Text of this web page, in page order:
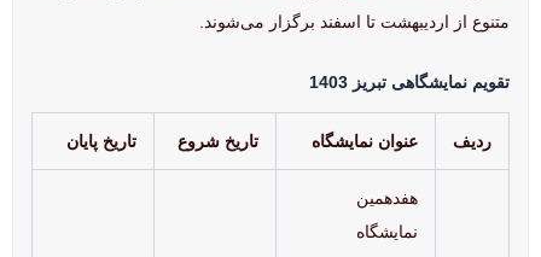
متنوع از اردیبهشت تا اسفند برگزار می‌شوند.
تقویم نمایشگاهی تبریز 1403
ردیف عنوان نمایشگاه تاریخ شروع تاریخ پایان
هفدهمین
نمایشگاه